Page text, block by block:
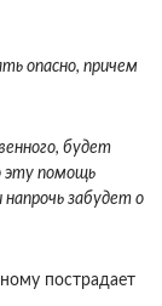
опасно, причем
будет
эту помощь
забудет о
пострадает